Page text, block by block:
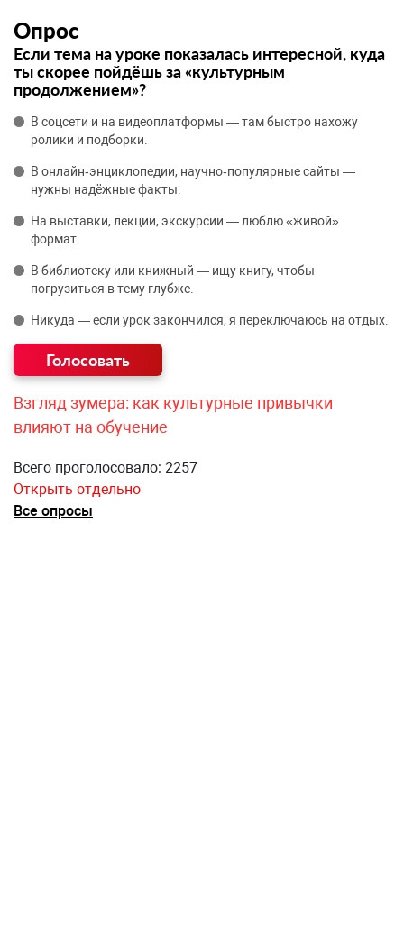
Опрос
Если тема на уроке показалась интересной, куда
ты скорее пойдёшь за «культурным
продолжением»?
В соцсети и на видеоплатформы — там быстро нахожу
ролики и подборки.
В онлайн‑энциклопедии, научно‑популярные сайты —
нужны надёжные факты.
На выставки, лекции, экскурсии — люблю «живой»
формат.
В библиотеку или книжный — ищу книгу, чтобы
погрузиться в тему глубже.
Никуда — если урок закончился, я переключаюсь на отдых.
Взгляд зумера: как культурные привычки
влияют на обучение
Всего проголосовало: 2257
Открыть отдельно
Все опросы